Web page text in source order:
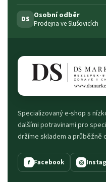
DS Osobní odběr
Prodejna ve Slušovicích
Specializovaný e-shop s
dalšími potravinami pro
držíme skladem a průběžně
f Facebook ◎